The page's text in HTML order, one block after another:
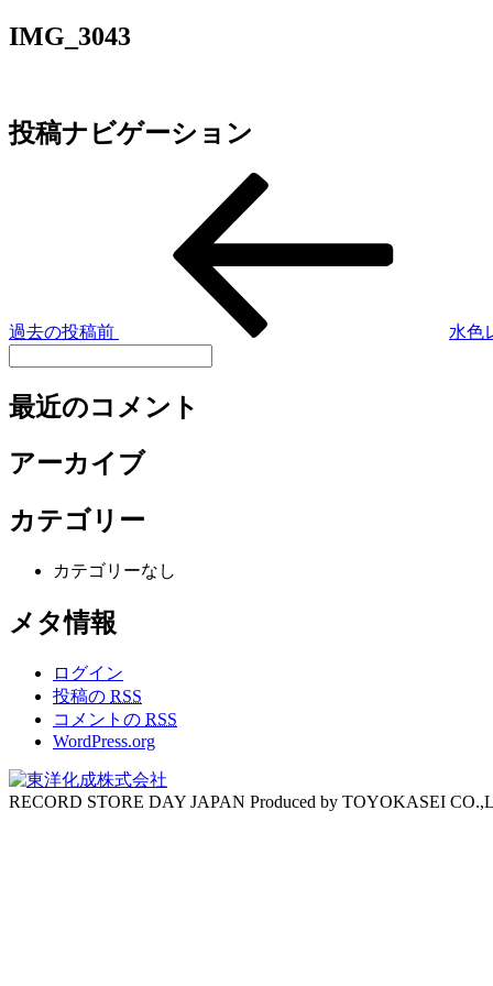
IMG_3043
投稿ナビゲーション
過去の投稿前 水色
最近のコメント
アーカイブ
カテゴリー
カテゴリーなし
メタ情報
ログイン
投稿の RSS
コメントの RSS
WordPress.org
RECORD STORE DAY JAPAN Produced by TOYOKASEI